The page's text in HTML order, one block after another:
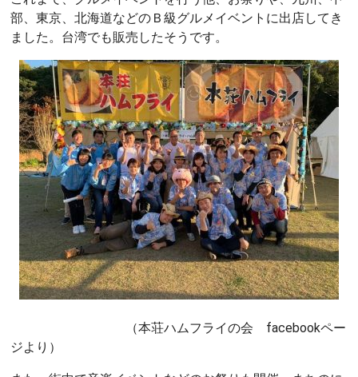
部、東京、北海道などのＢ級グルメイベントに出店してき
ました。台湾でも販売したそうです。
（本荘ハムフライの会 facebookペー
ジより）